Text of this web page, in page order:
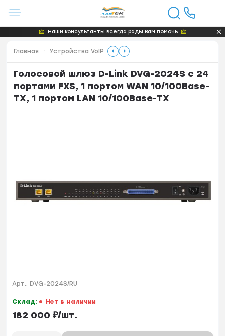
Наши консультанты всегда рады Вам помочь
Главная Устройства VoIP
Голосовой шлюз D-Link DVG-2024S с 24
портами FXS, 1 портом WAN 10/100Base-
TX, 1 портом LAN 10/100Base-TX
Арт.: DVG-2024S/RU
Склад: Нет в наличии
182 000 ₽/шт.